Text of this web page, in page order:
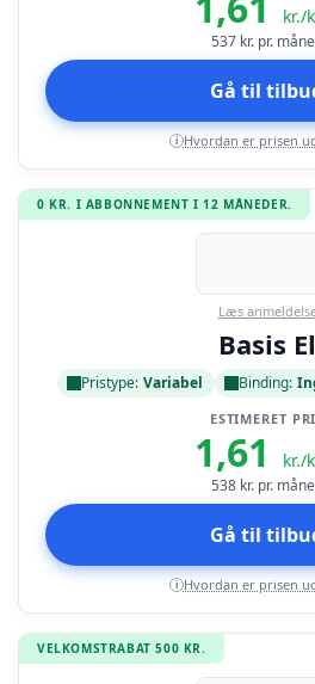
kr./
537 kr. pr.
Gå til
i Hvordan er prisen
0 KR. I ABBONNEMENT I 12 MÅNEDER.
Læs
Basis El
Pristype: Variabel Binding:
ESTIMERET
1,61 kr./
538 kr. pr.
Gå til
i Hvordan er prisen
VELKOMSTRABAT 500 KR.